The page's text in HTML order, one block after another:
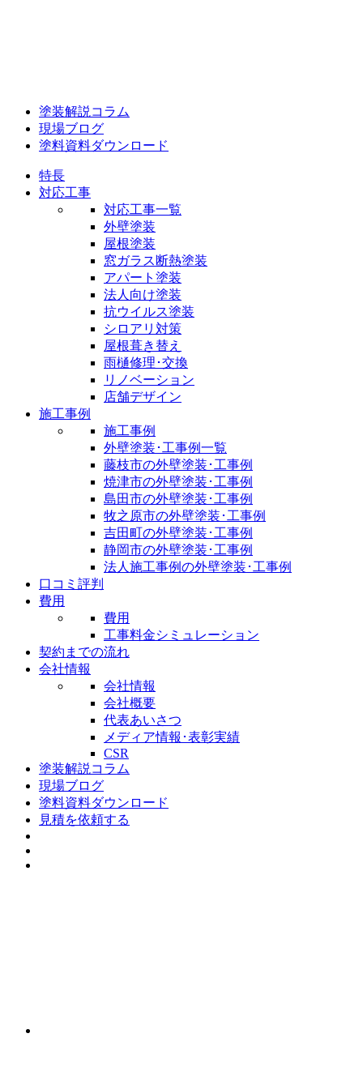
塗装解説コラム
現場ブログ
塗料資料ダウンロード
特長
対応工事
対応工事一覧
外壁塗装
屋根塗装
窓ガラス断熱塗装
アパート塗装
法人向け塗装
抗ウイルス塗装
シロアリ対策
屋根葺き替え
雨樋修理･交換
リノベーション
店舗デザイン
施工事例
施工事例
外壁塗装･工事例一覧
藤枝市の外壁塗装･工事例
焼津市の外壁塗装･工事例
島田市の外壁塗装･工事例
牧之原市の外壁塗装･工事例
吉田町の外壁塗装･工事例
静岡市の外壁塗装･工事例
法人施工事例の外壁塗装･工事例
口コミ評判
費用
費用
工事料金シミュレーション
契約までの流れ
会社情報
会社情報
会社概要
代表あいさつ
メディア情報･表彰実績
CSR
塗装解説コラム
現場ブログ
塗料資料ダウンロード
見積を依頼する